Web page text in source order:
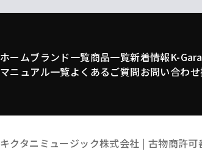
ホームブランド一覧商品一覧新着情報K-
マニュアル一覧よくあるご質問お問い合わせ
キクタニミュージック株式会社 | 古物商許可